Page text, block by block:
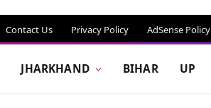
Contact Us Privacy Policy AdSense Policy
JHARKHAND BIHAR UP